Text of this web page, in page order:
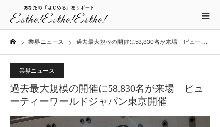
業界ニュース 過去最大規模の開催に58,830名が来場 ビューティーワールドジャパン東京開催
業界ニュース
過去最大規模の開催に58,830名が来場 ビュ
ーティーワールドジャパン東京開催